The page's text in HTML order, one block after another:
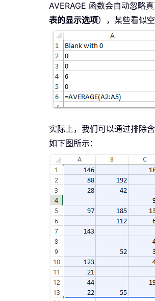
AVERAGE 函数会自动忽略
表的显示选项），某些看似
实际上，我们可以通过排除
如下图所示：